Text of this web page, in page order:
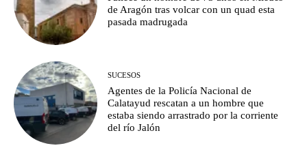
de Aragón tras volcar con un quad esta
pasada madrugada
SUCESOS
Agentes de la Policía Nacional de
Calatayud rescatan a un hombre que
estaba siendo arrastrado por la corriente
del río Jalón